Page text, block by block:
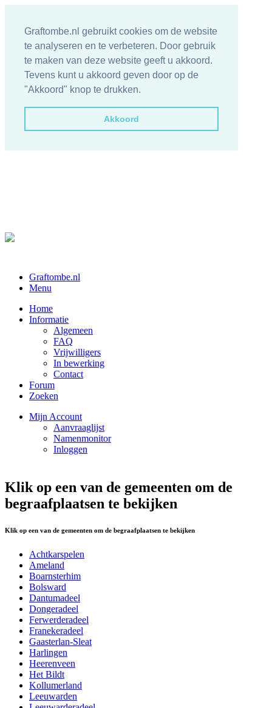
Graftombe.nl gebruikt cookies om de website
te analyseren en te verbeteren. Door gebruik
te maken van deze website geeft u akkoord.
Tevens kunt u akkoord geven door op de
"Akkoord" knop te drukken.
Akkoord
Graftombe.nl
Menu
Home
Informatie
Algemeen
FAQ
Vrijwilligers
In bewerking
Contact
Forum
Zoeken
Mijn Account
Aanvraaglijst
Namenmonitor
Inloggen
Klik op een van de gemeenten om de
begraafplaatsen te bekijken
Klik op een van de gemeenten om de begraafplaatsen te bekijken
Achtkarspelen
Ameland
Boarnsterhim
Bolsward
Dantumadeel
Dongeradeel
Ferwerderadeel
Franekeradeel
Gaasterlan-Sleat
Harlingen
Heerenveen
Het Bildt
Kollumerland
Leeuwarden